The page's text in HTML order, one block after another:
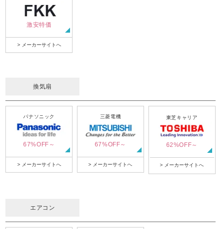
激安特価
> メーカーサイトへ
換気扇
パナソニック
67%OFF～
> メーカーサイトへ
三菱電機
67%OFF～
> メーカーサイトへ
東芝キャリア
62%OFF～
> メーカーサイトへ
エアコン